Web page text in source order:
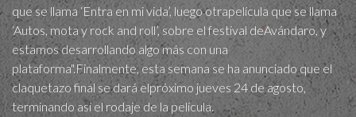
que se llama ‘Entra en mi vida’, luego otrapelícula que se llama
‘Autos, mota y rock and roll’, sobre el festival deAvándaro, y
estamos desarrollando algo más con una
plataforma".Finalmente, esta semana se ha anunciado que el
claquetazo final se dará elpróximo jueves 24 de agosto,
terminando así el rodaje de la película.